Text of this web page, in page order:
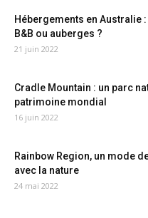
Hébergements en Australie
B&B ou auberges ?
21 juin 2022
Cradle Mountain : un parc
patrimoine mondial
16 juin 2022
Rainbow Region, un mode
avec la nature
24 mai 2022